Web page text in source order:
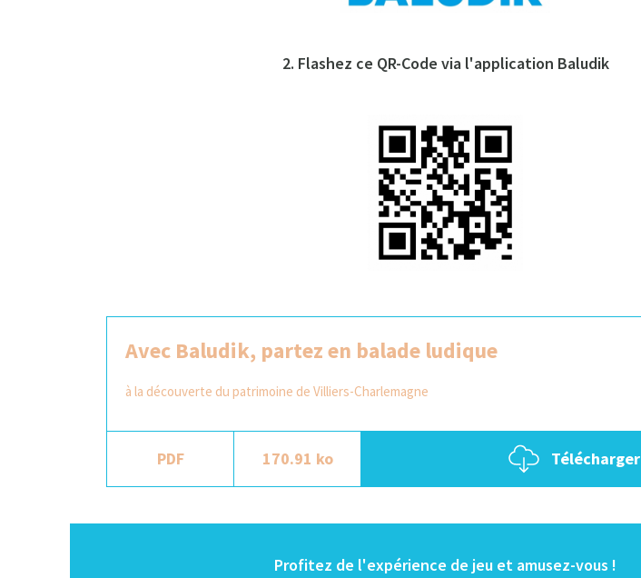
2. Flashez ce QR-Code via l'application Baludik
Avec Baludik, partez en balade ludique
à la découverte du patrimoine de Villiers-Charlemagne
PDF 170.91 ko Télécharger
Profitez de l'expérience de jeu et amusez-vous !